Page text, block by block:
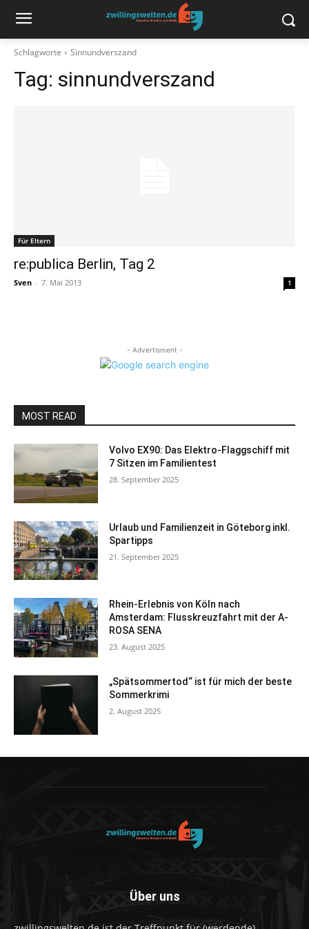
Schlagworte Sinnundverszand
Tag: sinnundverszand
Für Eltern
re:publica Berlin, Tag 2
Sven - 7. Mai 2013 1
- Advertisment -
MOST READ
Volvo EX90: Das Elektro-Flaggschiff mit
7 Sitzen im Familientest
28. September 2025
Urlaub und Familienzeit in Göteborg inkl.
Spartipps
21. September 2025
Rhein-Erlebnis von Köln nach
Amsterdam: Flusskreuzfahrt mit der A-
ROSA SENA
23. August 2025
„Spätsommertod“ ist für mich der beste
Sommerkrimi
2. August 2025
Über uns